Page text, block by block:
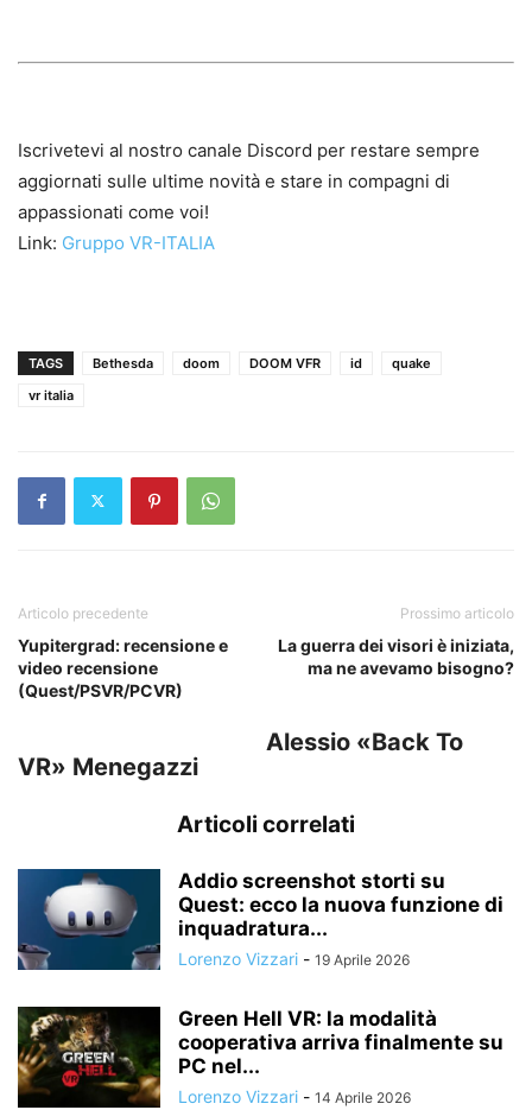
Iscrivetevi al nostro canale Discord per restare sempre
aggiornati sulle ultime novità e stare in compagni di
appassionati come voi!
Link: Gruppo VR-ITALIA
TAGS Bethesda doom DOOM VFR id
quake
vr italia
Articolo precedente
Yupitergrad: recensione e
video recensione
(Quest/PSVR/PCVR)
Prossimo articolo
La guerra dei visori è iniziata,
ma ne avevamo bisogno?
Alessio «Back To
VR» Menegazzi
Articoli correlati
Addio screenshot storti su
Quest: ecco la nuova funzione di
inquadratura...
Lorenzo Vizzari - 19 Aprile 2026
Green Hell VR: la modalità
cooperativa arriva finalmente su
PC nel...
Lorenzo Vizzari - 14 Aprile 2026